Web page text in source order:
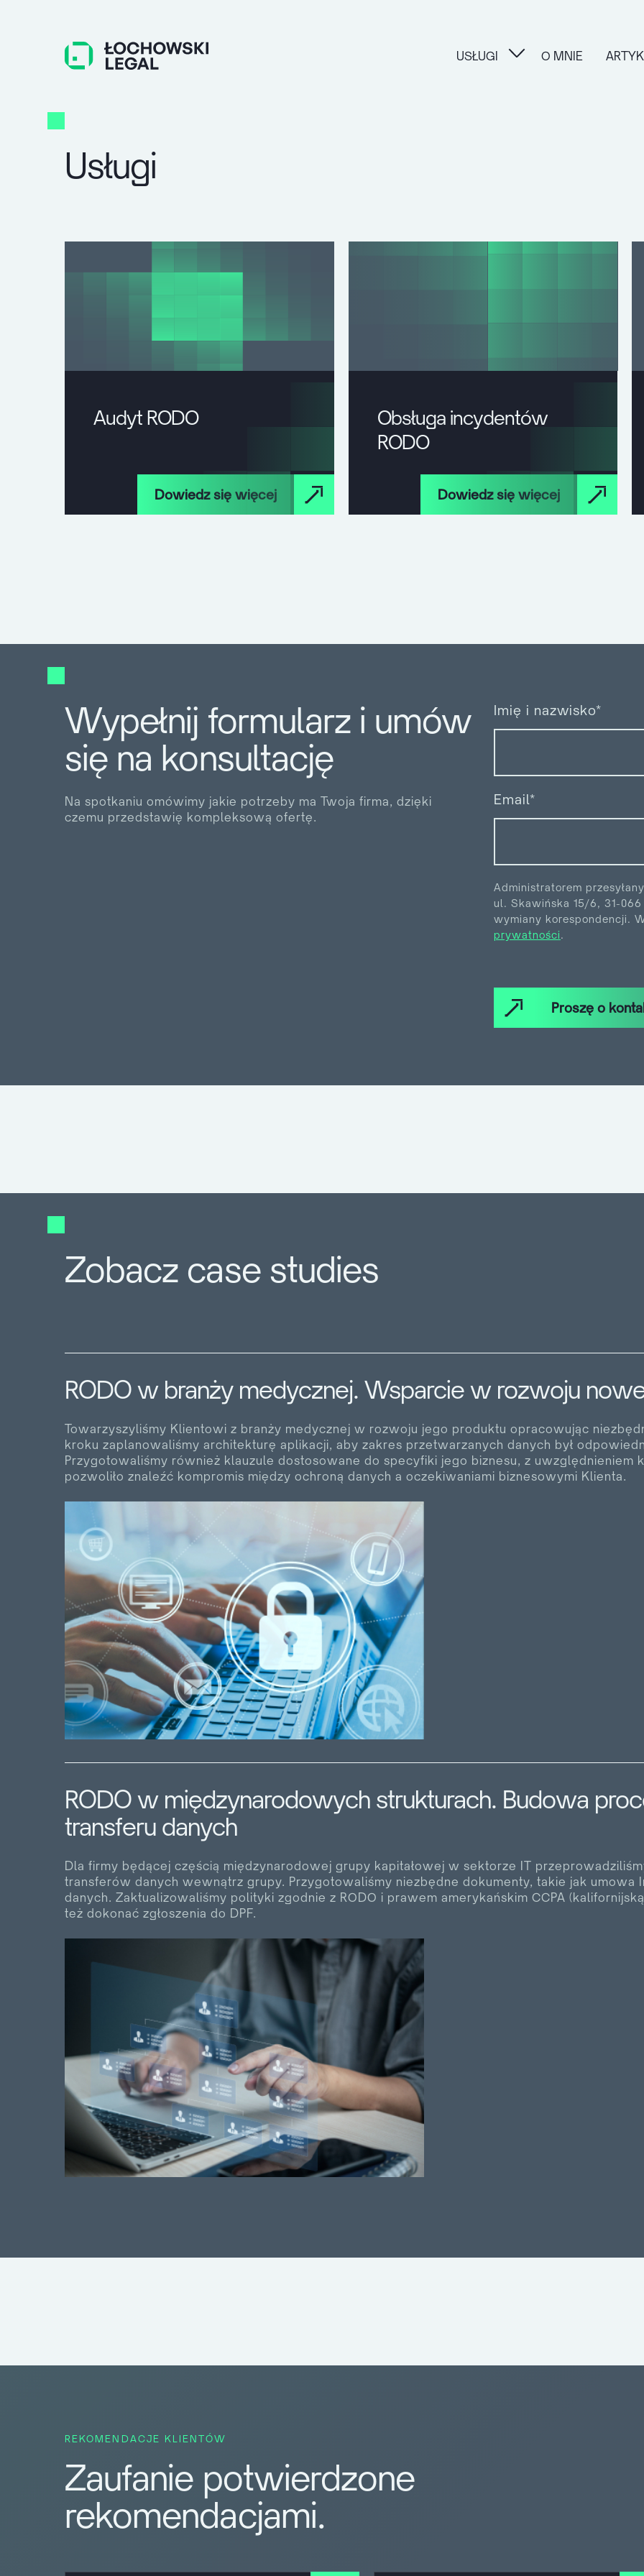
USŁUGI O MNIE
Usługi
Audyt RODO
Dowiedz się więcej
Obsługa incydentów
RODO
Dowiedz się więcej
Wypełnij formularz i umów
się na konsultację
Na spotkaniu omówimy jakie potrzeby ma Twoja firma, dzięki
czemu przedstawię kompleksową ofertę.
Imię i nazwisko*
Email*
Administratorem
ul. Skawińska 15/6, 31-
wymiany korespondencji.
prywatności.
Proszę o
Zobacz case studies
RODO w branży medycznej. Wsparcie w rozwoju
Towarzyszyliśmy Klientowi z branży medycznej w rozwoju jego produktu opracowując
kroku zaplanowaliśmy architekturę aplikacji, aby zakres przetwarzanych danych był
Przygotowaliśmy również klauzule dostosowane do specyfiki jego biznesu, z uwzględnieniem
pozwoliło znaleźć kompromis między ochroną danych a oczekiwaniami biznesowymi Klienta.
RODO w międzynarodowych strukturach. Budowa
transferu danych
Dla firmy będącej częścią międzynarodowej grupy kapitałowej w sektorze IT
transferów danych wewnątrz grupy. Przygotowaliśmy niezbędne dokumenty, takie jak umowa
danych. Zaktualizowaliśmy polityki zgodnie z RODO i prawem amerykańskim CCPA
też dokonać zgłoszenia do DPF.
REKOMENDACJE KLIENTÓW
Zaufanie potwierdzone
rekomendacjami.